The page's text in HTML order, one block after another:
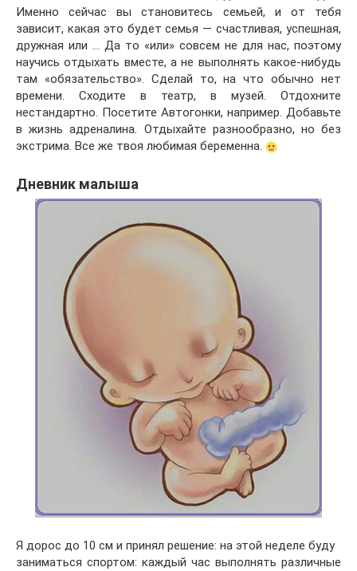
Именно сейчас вы становитесь семьей, и от тебя
зависит, какая это будет семья — счастливая, успешная,
дружная или … Да то «или» совсем не для нас, поэтому
научись отдыхать вместе, а не выполнять какое-нибудь
там «обязательство». Сделай то, на что обычно нет
времени. Сходите в театр, в музей. Отдохните
нестандартно. Посетите Автогонки, например. Добавьте
в жизнь адреналина. Отдыхайте разнообразно, но без
экстрима. Все же твоя любимая беременна.
Дневник малыша
Я дорос до 10 см и принял решение: на этой неделе буду
заниматься спортом: каждый час выполнять различные